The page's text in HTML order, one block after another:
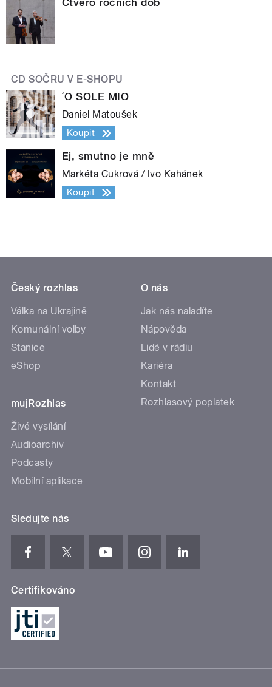
Čtvero ročních dob
CD SOČRU V E-SHOPU
´O SOLE MIO
Daniel Matoušek
Koupit
Ej, smutno je mně
Markéta Cukrová / Ivo Kahánek
Koupit
Český rozhlas
Válka na Ukrajině
Komunální volby
Stanice
eShop
mujRozhlas
Živé vysílání
Audioarchiv
Podcasty
Mobilní aplikace
O nás
Jak nás naladíte
Nápověda
Lidé v rádiu
Kariéra
Kontakt
Rozhlasový poplatek
Sledujte nás
Certifikováno